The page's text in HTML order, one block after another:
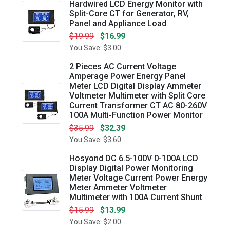
Hardwired LCD Energy Monitor with
Split-Core CT for Generator, RV,
Panel and Appliance Load
$19.99
$16.99
You Save: $3.00
2 Pieces AC Current Voltage
Amperage Power Energy Panel
Meter LCD Digital Display Ammeter
Voltmeter Multimeter with Split Core
Current Transformer CT AC 80-260V
100A Multi-Function Power Monitor
$35.99
$32.39
You Save: $3.60
Hosyond DC 6.5-100V 0-100A LCD
Display Digital Power Monitoring
Meter Voltage Current Power Energy
Meter Ammeter Voltmeter
Multimeter with 100A Current Shunt
$15.99
$13.99
You Save: $2.00